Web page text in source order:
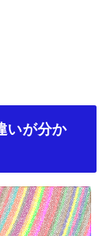
いが分か